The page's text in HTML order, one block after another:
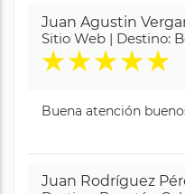
Juan Agustin
Sitio Web | Destino:
★★★★★
Buena atención
Juan Rodríguez